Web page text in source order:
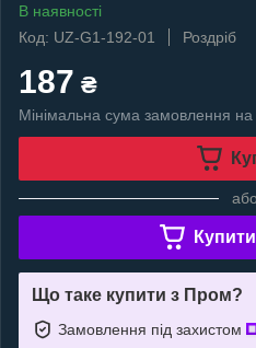
В наявності
Код: UZ-G1-192-01
Роздріб
187 ₴
Мінімальна сума замовлення
або
Що таке купити з Пром?
Замовлення під захистом